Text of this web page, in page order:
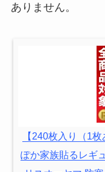
ありません。
【240枚入り（1
ぽか家族貼るレギ